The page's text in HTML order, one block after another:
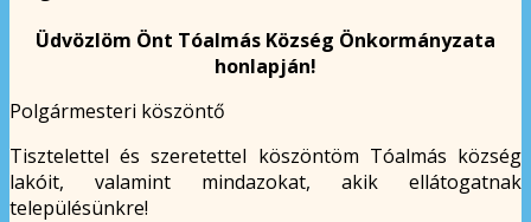
Üdvözlöm Önt Tóalmás Község Önkormányzata
honlapján!
Polgármesteri köszöntő
Tisztelettel és szeretettel köszöntöm Tóalmás község
lakóit, valamint mindazokat, akik ellátogatnak
településünkre!